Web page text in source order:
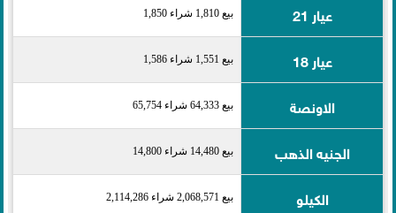
عيار 21 بيع 1,810 شراء 1,850
عيار 18 بيع 1,551 شراء 1,586
الاونصة بيع 64,333 شراء 65,754
الجنيه الذهب بيع 14,480 شراء 14,800
الكيلو بيع 2,068,571 شراء 2,114,286